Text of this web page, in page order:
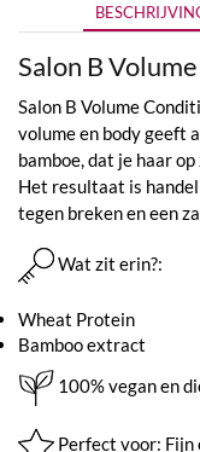
Salon B
Salon B Volume
volume en body geeft
bamboe, dat je haar
Het resultaat is
tegen breken en een
Wat zit erin?:
Wheat Protein
Bamboo extract
100% vegan en
Perfect voor: